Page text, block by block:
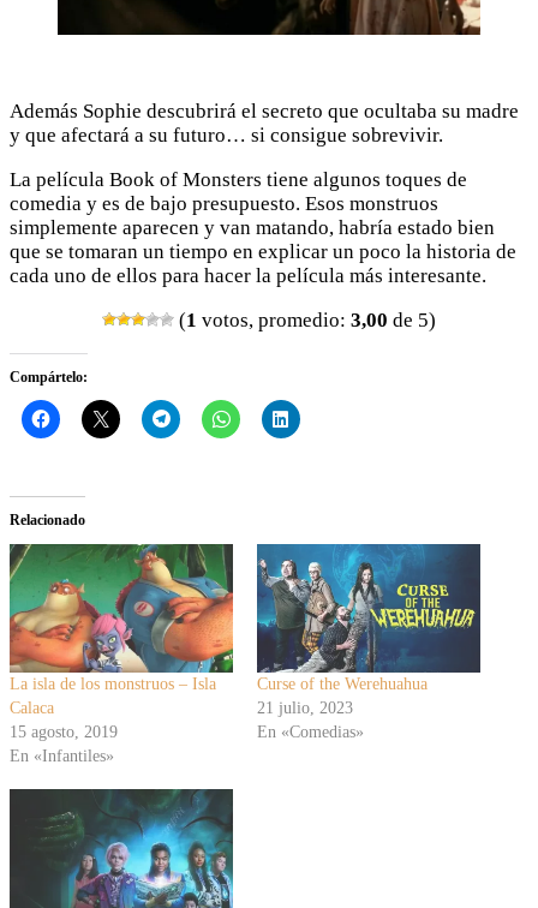
Además Sophie descubrirá el secreto que ocultaba su madre
y que afectará a su futuro… si consigue sobrevivir.
La película Book of Monsters tiene algunos toques de
comedia y es de bajo presupuesto. Esos monstruos
simplemente aparecen y van matando, habría estado bien
que se tomaran un tiempo en explicar un poco la historia de
cada uno de ellos para hacer la película más interesante.
(1 votos, promedio: 3,00 de 5)
Compártelo:
Relacionado
La isla de los monstruos – Isla
Calaca
15 agosto, 2019
En «Infantiles»
Curse of the Werehuahua
21 julio, 2023
En «Comedias»